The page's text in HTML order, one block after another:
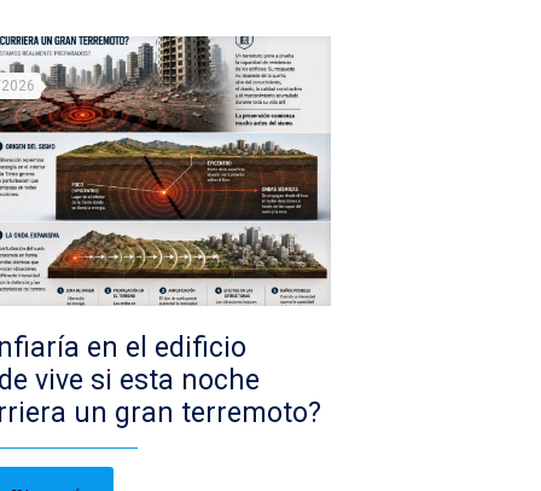
en el edificio
vive si esta noche
un gran terremoto?